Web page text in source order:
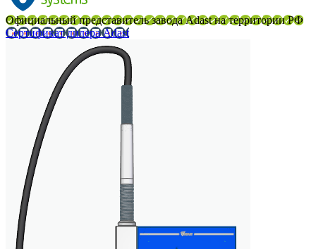
Официальный представитель завода Adast на территории РФ
Сертификат дилера Adast